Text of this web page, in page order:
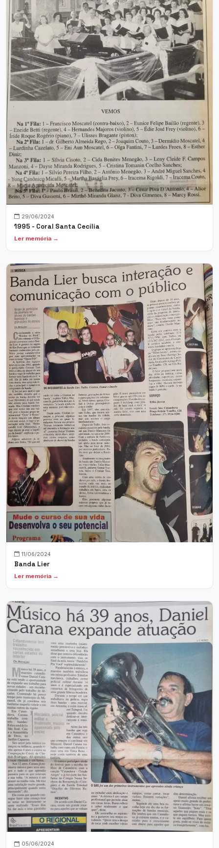
29/06/2024
1995 - Coral Santa Cecília
Ler memória →
11/06/2024
Banda Lier
Ler memória →
05/06/2024